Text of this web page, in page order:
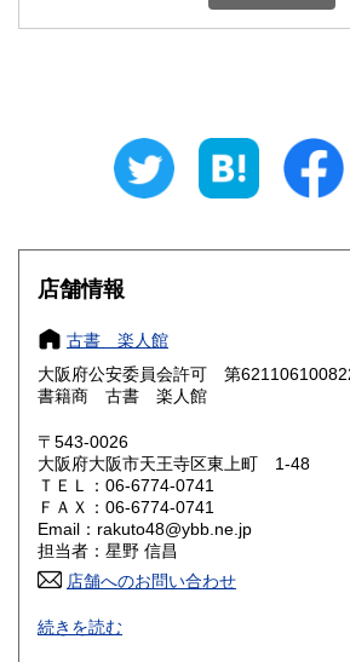
600円 三重県
大阪府
奈良県
鳥取県 600円 島根県
岡山県
山口県 600円
香川県 600円
高知県 600円
佐賀県
店舗情報
古書 楽人館
大阪府公安委員会許可 第
書籍商 古書 楽人館
〒543-0026
大阪府大阪市天王寺区東上町 1-48
ＴＥＬ：06-6774-0741
ＦＡＸ：06-6774-0741
Email：rakuto48@ybb.ne.jp
担当者：星野 信昌
店舗へのお問い合わせ
朝鮮・中国の戦前資料を中心に学術書か
漢方・鍼灸書,易学、囲碁・将棋本、美術
続きを読む